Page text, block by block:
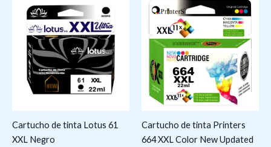
Cartucho de tinta Lotus 61
XXL Negro
Cartucho de tinta Printers
664 XXL Color New Updated